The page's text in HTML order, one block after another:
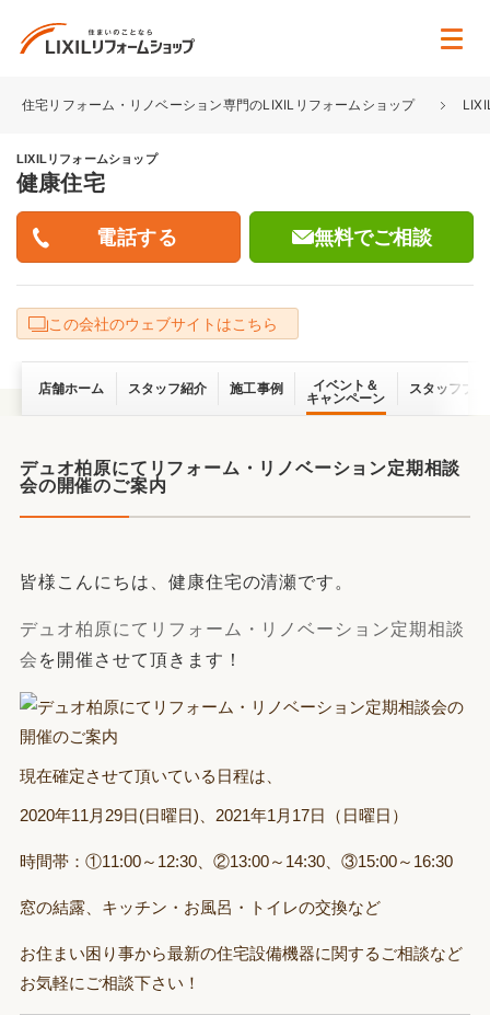
住宅リフォーム・リノベーション専門のLIXILリフォームショップ
LIXILリフォームショップ
健康住宅
無料でご相談
この会社のウェブサイトはこちら
店舗ホーム スタッフ紹介 施工事例
イベント＆
キャンペーン
スタッフブ
デュオ柏原にてリフォーム・リノベーション定期相談
会の開催のご案内
皆様こんにちは、健康住宅の清瀬です。
デュオ柏原にてリフォーム・リノベーション定期相談
会 を開催させて頂きます！
現在確定させて頂いている日程は、
2020年11月29日(日曜日)、2021年1月17日（日曜日）
時間帯：①11:00～12:30、②13:00～14:30、③15:00～16:30
窓の結露、キッチン・お風呂・トイレの交換など
お住まい困り事から最新の住宅設備機器に関するご相談など
お気軽にご相談下さい！